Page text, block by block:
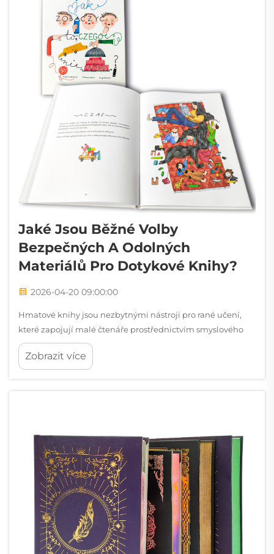
Jaké Jsou Běžné Volby
Bezpečných A Odolných
Materiálů Pro Dotykové Knihy?
2026-04-20 09:00:00
Hmatové knihy jsou nezbytnými nástroji pro rané učení,
které zapojují malé čtenáře prostřednictvím smyslového
zkoumání a umožňují dětem rozvíjet jemnou motoriku,
kognitivní povědomí a emocionální vazby na čtenářské
Zobrazit více